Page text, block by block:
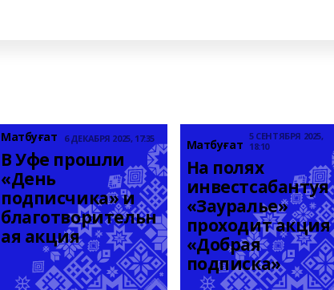
Матбуғат 6 ДЕКАБРЯ 2025, 17:35
В Уфе прошли
«День
подписчика» и
благотворительн
ая акция
Матбуғат
5 СЕНТЯБРЯ 2025,
18:10
На полях
инвестсабантуя
«Зауралье»
проходит акция
«Добрая
подписка»